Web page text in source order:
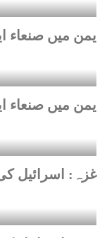
یمن میں صنعاء
یمن میں صنعاء
غزہ: اسرائیل